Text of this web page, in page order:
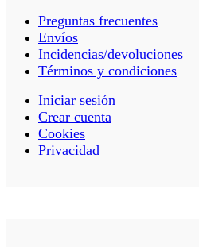
Preguntas frecuentes
Envíos
Incidencias/devoluciones
Términos y condiciones
Iniciar sesión
Crear cuenta
Cookies
Privacidad